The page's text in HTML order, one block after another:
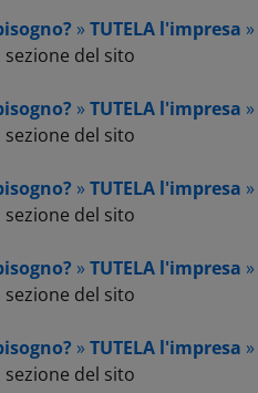
»TUTELA l'impresa »
del sito
»TUTELA l'impresa »
del sito
»TUTELA l'impresa »
del sito
»TUTELA l'impresa »
del sito
»TUTELA l'impresa »
del sito